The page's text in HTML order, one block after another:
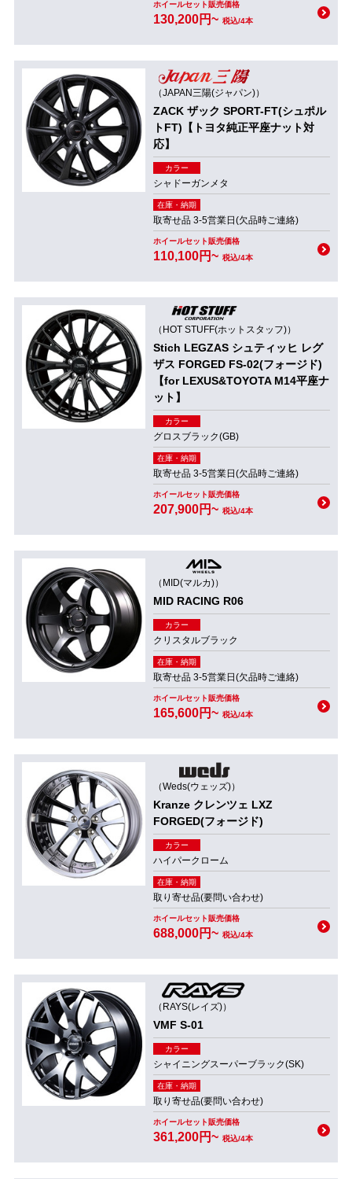
ホイールセット販売価格
130,200円~ 税込/4本
（JAPAN三陽(ジャパン)）
ZACK ザック SPORT-FT(シュポル
トFT)【トヨタ純正平座ナット対
応】
カラー
シャドーガンメタ
在庫・納期
取寄せ品 3-5営業日(欠品時ご連絡)
ホイールセット販売価格
110,100円~ 税込/4本
（HOT STUFF(ホットスタッフ)）
Stich LEGZAS シュティッヒ レグ
ザス FORGED FS-02(フォージド)
【for LEXUS&TOYOTA M14平座ナ
ット】
カラー
グロスブラック(GB)
在庫・納期
取寄せ品 3-5営業日(欠品時ご連絡)
ホイールセット販売価格
207,900円~ 税込/4本
（MID(マルカ)）
MID RACING R06
カラー
クリスタルブラック
在庫・納期
取寄せ品 3-5営業日(欠品時ご連絡)
ホイールセット販売価格
165,600円~ 税込/4本
（Weds(ウェッズ)）
Kranze クレンツェ LXZ
FORGED(フォージド)
カラー
ハイパークローム
在庫・納期
取り寄せ品(要問い合わせ)
ホイールセット販売価格
688,000円~ 税込/4本
（RAYS(レイズ)）
VMF S-01
カラー
シャイニングスーパーブラック(SK)
在庫・納期
取り寄せ品(要問い合わせ)
ホイールセット販売価格
361,200円~ 税込/4本